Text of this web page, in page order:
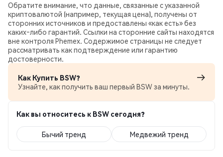
Обратите внимание, что данные, связанные с указанной
криптовалютой (например, текущая цена), получены от
сторонних источников и предоставлены «как есть» без
каких‑либо гарантий. Ссылки на сторонние сайты находятся
вне контроля Phemex. Содержимое страницы не следует
рассматривать как подтверждение или гарантию
достоверности.
Как Купить BSW?
Узнайте, как получить ваш первый BSW за минуты.
Как вы относитесь к BSW сегодня?
Бычий тренд Медвежий тренд